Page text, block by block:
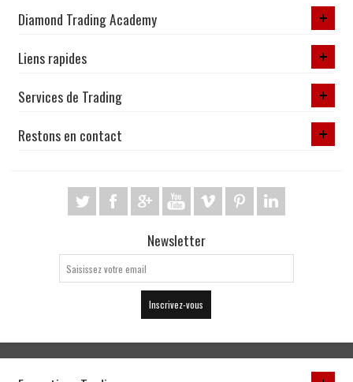
Diamond Trading Academy
Liens rapides
Services de Trading
Restons en contact
Newsletter
Inscrivez-vous